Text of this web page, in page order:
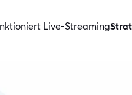
Live-Streaming